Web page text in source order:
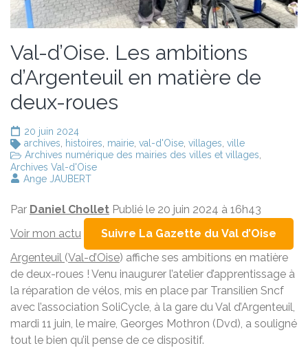
Val-d’Oise. Les ambitions
d’Argenteuil en matière de
deux-roues
20 juin 2024
archives
histoires mairie val-d'Oise villages ville
Archives numérique des mairies des villes et villages
Archives Val-d'Oise
Ange JAUBERT
Par Daniel Chollet Publié le 20 juin 2024 à 16h43
Voir mon actu
Suivre La Gazette du Val d’Oise
Argenteuil (Val-d’Oise) affiche ses ambitions en matière
de deux-roues ! Venu inaugurer l’atelier d’apprentissage à
la réparation de vélos, mis en place par Transilien Sncf
avec l’association SoliCycle, à la gare du Val d’Argenteuil,
mardi 11 juin, le maire, Georges Mothron (Dvd), a souligné
tout le bien qu’il pense de ce dispositif.